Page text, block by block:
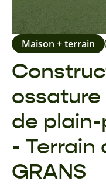
ossature
de
- Terrain
GRANS
Maison + terrain